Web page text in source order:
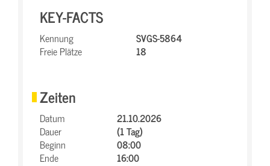
KEY-FACTS
Kennung
SVGS-5864
Freie Plätze
18
Zeiten
Datum
21.10.2026
Dauer
(1 Tag)
Beginn
08:00
Ende
16:00